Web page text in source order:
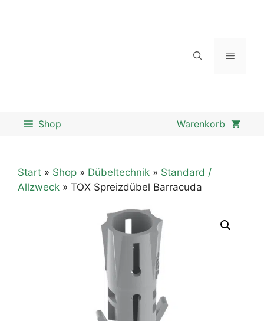
Menü
Shop
Start » Shop » Dübeltechnik » Standard /
Allzweck » TOX Spreizdübel Barracuda